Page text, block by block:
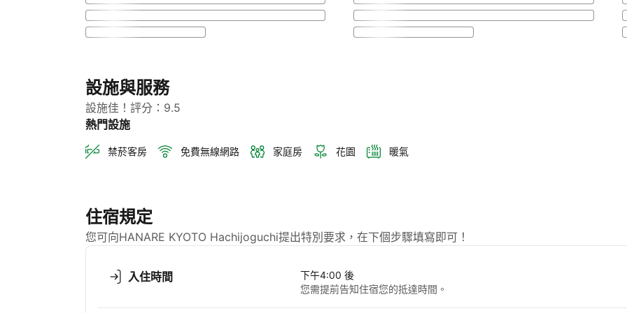
設施與服務
設施佳！評分：9.5
熱門設施
禁菸客房 免費無線網路 家庭房 花園 暖氣
住宿規定
您可向HANARE KYOTO Hachijoguchi提出特別要求，在下個步驟填寫即可！
入住時間
下午4:00 後
您需提前告知住宿您的抵達時間。